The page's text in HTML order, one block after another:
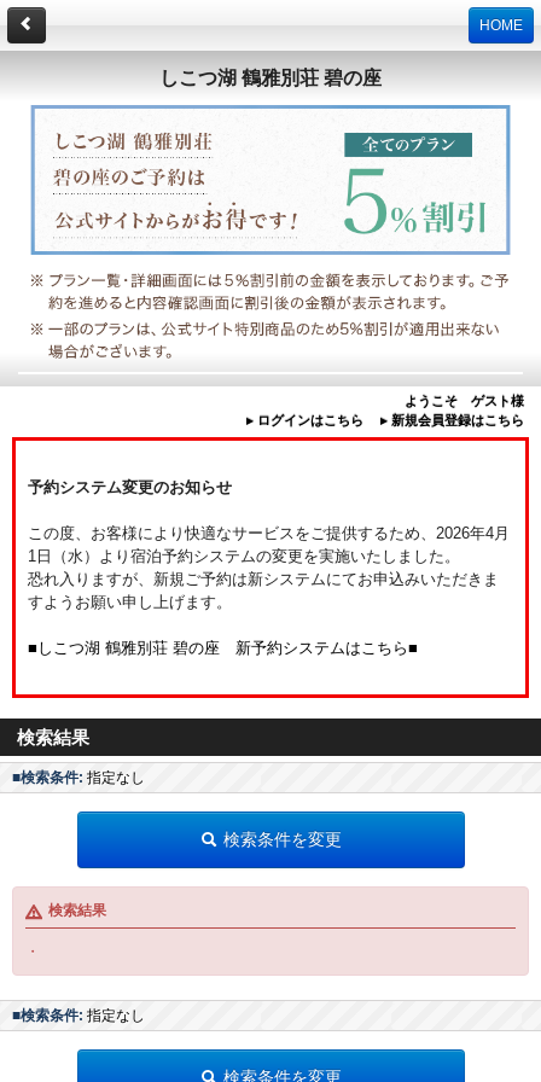
HOME
しこつ湖 鶴雅別荘 碧の座
ようこそ ゲスト様
▸ ログインはこちら
▸ 新規会員登録はこちら
予約システム変更のお知らせ
この度、お客様により快適なサービスをご提供するため、2026年4月
1日（水）より宿泊予約システムの変更を実施いたしました。
恐れ入りますが、新規ご予約は新システムにてお申込みいただきま
すようお願い申し上げます。
■しこつ湖 鶴雅別荘 碧の座 新予約システムはこちら■
検索結果
■検索条件: 指定なし
検索条件を変更
検索結果
・
■検索条件: 指定なし
検索条件を変更